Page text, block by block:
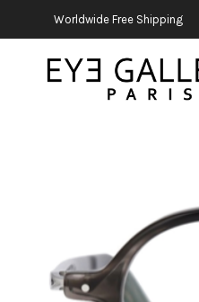
Worldwide Free Shipping